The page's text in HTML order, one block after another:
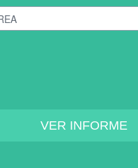
VER INFORME